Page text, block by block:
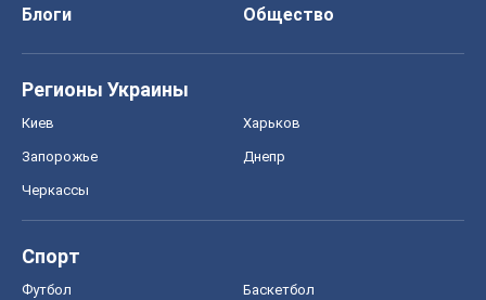
Блоги
Общество
Регионы Украины
Киев Харьков
Запорожье Днепр
Черкассы
Спорт
Футбол Баскетбол